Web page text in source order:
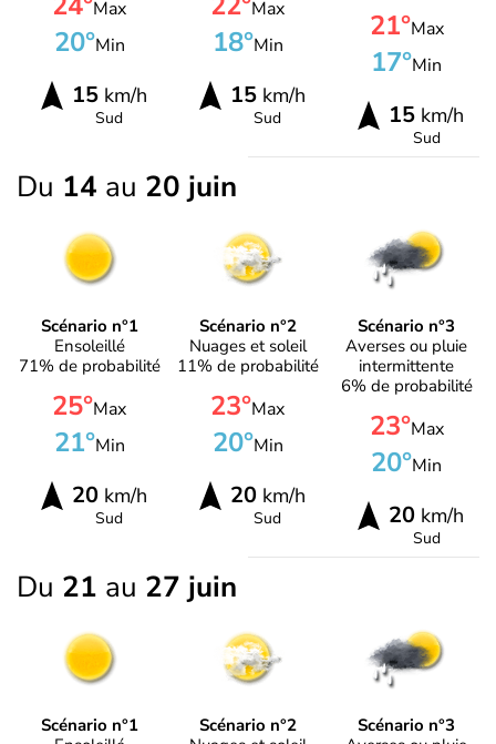
Max
20°Min
15km/h
Sud
Max
18°Min
15km/h
Sud
21°Max
17°Min
15 km/h
Sud
Du 14 au 20 juin
Scénario n°1
Ensoleillé
71% de probabilité
25°Max
21°Min
20km/h
Sud
Scénario n°2
Nuages et soleil
11% de probabilité
23°Max
20°Min
20km/h
Sud
Scénario n°3
Averses ou pluie
intermittente
6% de probabilité
23°Max
20°Min
20 km/h
Sud
Du 21 au 27 juin
Scénario n°1
Scénario n°2
Scénario n°3